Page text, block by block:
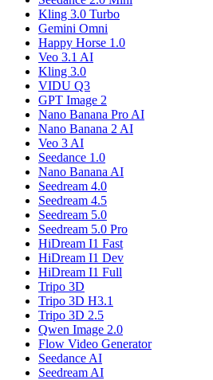
Kling 3.0 Turbo
Gemini Omni
Happy Horse 1.0
Veo 3.1 AI
Kling 3.0
VIDU Q3
GPT Image 2
Nano Banana Pro AI
Nano Banana 2 AI
Veo 3 AI
Seedance 1.0
Nano Banana AI
Seedream 4.0
Seedream 4.5
Seedream 5.0
Seedream 5.0 Pro
HiDream I1 Fast
HiDream I1 Dev
HiDream I1 Full
Tripo 3D
Tripo 3D H3.1
Tripo 3D 2.5
Qwen Image 2.0
Flow Video Generator
Seedance AI
Seedream AI